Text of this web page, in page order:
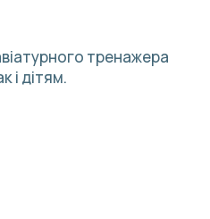
тренажера
і дітям.